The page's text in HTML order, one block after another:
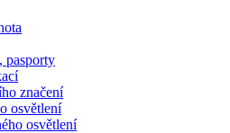
pasporty
značení
osvětlení
osvětlení